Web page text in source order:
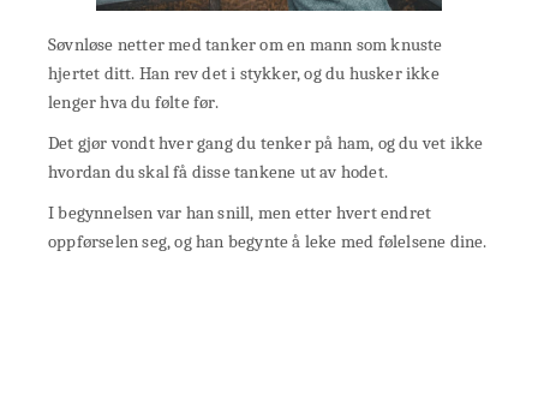
Søvnløse netter med tanker om en mann som knuste
hjertet ditt. Han rev det i stykker, og du husker ikke
lenger hva du følte før.
Det gjør vondt hver gang du tenker på ham, og du vet ikke
hvordan du skal få disse tankene ut av hodet.
I begynnelsen var han snill, men etter hvert endret
oppførselen seg, og han begynte å leke med følelsene dine.